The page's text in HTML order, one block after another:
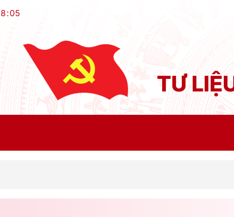
8:05
TƯ